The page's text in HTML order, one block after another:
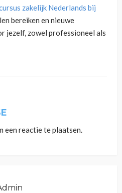
zakelijk Nederlands bij
bereiken en nieuwe
jezelf, zowel professioneel als
een reactie te plaatsen.